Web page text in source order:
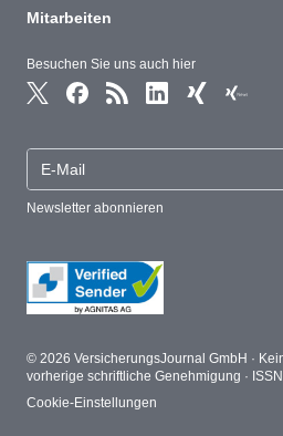
Besuchen Sie uns auch hier
Newsletter abonnieren
Mitarbeiten
© 2026 VersicherungsJournal GmbH ·
vorherige schriftliche Genehmigung ·
Cookie-Einstellungen